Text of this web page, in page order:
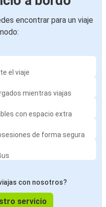
encontrar para un viaje
el viaje
mientras viajas
con espacio extra
de forma segura
con nosotros?
servicio